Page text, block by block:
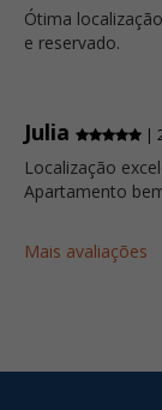
Ótima
e reservado.
Julia |
Localização
Apartamento
Mais avaliações